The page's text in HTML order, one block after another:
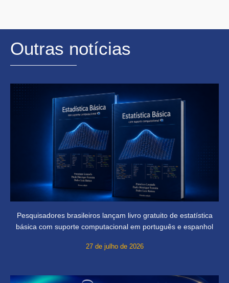
Outras notícias
Pesquisadores brasileiros lançam livro gratuito de estatística
básica com suporte computacional em português e espanhol
27 de julho de 2026